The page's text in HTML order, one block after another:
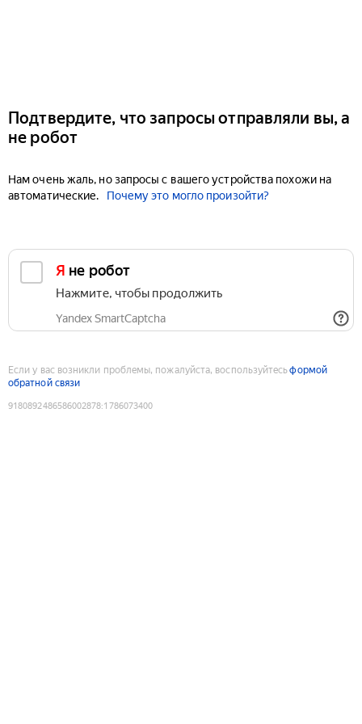
Подтвердите, что запросы отправляли вы, а
не робот
Нам очень жаль, но запросы с вашего устройства похожи на
автоматические.
Почему это могло произойти?
Я не робот
Нажмите, чтобы продолжить
Yandex SmartCaptcha
Если у вас возникли проблемы, пожалуйста, воспользуйтесьформой
обратной связи
9180892486586002878:1786073400